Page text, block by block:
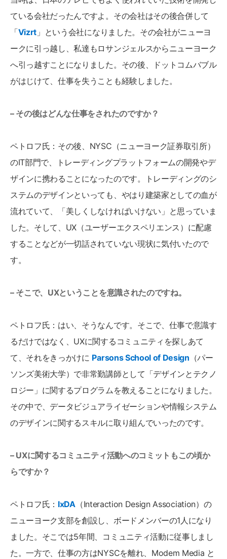
ている会社だったんですよ。その会社はその後合併して
「Vizrt 」という会社になりました。その会社がニューヨ
ークに引っ越し、私達もロサンジェルスからニューヨーク
へ引っ越すことになりました。その後、ドットコムバブル
がはじけて、仕事を失うことも経験しました。
– その後はどんな仕事をされたのですか？
ペトロフ氏：その後、NYSC（ニューヨーク証券取引所）
のIT部門で、トレーディングプラットフォームの開発やデ
ザインに携わることになったのです。トレーディングのシ
ステムのデザインといっても、やはり建築家としての血が
流れていて、「美しくしなければいけない」と思っていま
した。そして、UX（ユーザーエクスペリエンス）に配慮
することなどが一切話されていない現状に気付いたので
す。
– そこで、UXということを意識されたのですね。
ペトロフ氏：はい、そうなんです。そこで、仕事で意識す
るだけではなく、UXに関するコミュニティを探しあて
て、それをきっかけに Parsons School of Design （パー
ソンズ美術大学）で非常勤講師として「デザインとテクノ
ロジー」に関するプログラムを教えることになりました。
その中で、データビジュアライゼーションや情報システム
のデザインに関するスキルに取り組んでいったのです。
– UXに関するコミュニティ活動へのコミットもこの頃か
らですか？
ペトロフ氏： IxDA（Interaction Design Association）の
ニューヨーク支部を創設し、ボードメンバーの1人になり
ました。そこでは5年間、コミュニティ活動に従事しまし
た。一方で、仕事の方はNYSCを離れ、Modem Media と